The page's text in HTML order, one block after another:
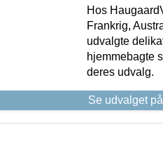
Hos
Frankrig,
udvalgte
hjemmebagte
deres udvalg.
Se udvalget